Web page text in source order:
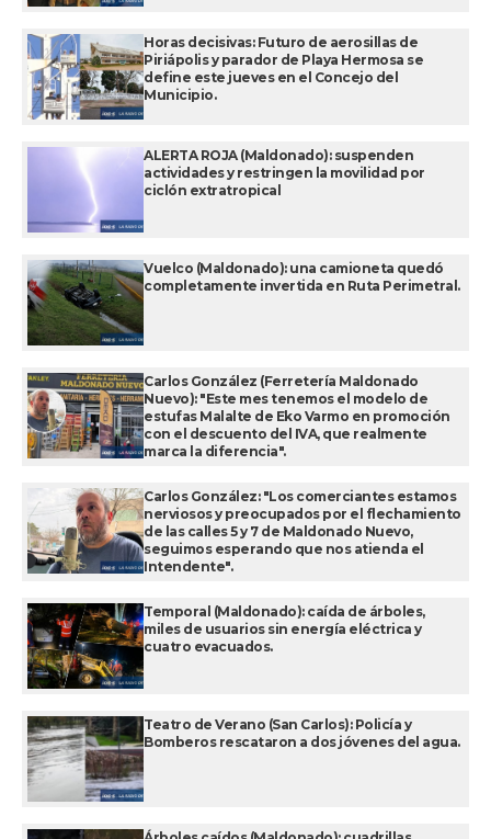
Horas decisivas: Futuro de aerosillas de
Piriápolis y parador de Playa Hermosa se
define este jueves en el Concejo del
Municipio.
ALERTA ROJA (Maldonado): suspenden
actividades y restringen la movilidad por
ciclón extratropical
Vuelco (Maldonado): una camioneta quedó
completamente invertida en Ruta Perimetral.
Carlos González (Ferretería Maldonado
Nuevo): "Este mes tenemos el modelo de
estufas Malalte de Eko Varmo en promoción
con el descuento del IVA, que realmente
marca la diferencia".
Carlos González: "Los comerciantes estamos
nerviosos y preocupados por el flechamiento
de las calles 5 y 7 de Maldonado Nuevo,
seguimos esperando que nos atienda el
Intendente".
Temporal (Maldonado): caída de árboles,
miles de usuarios sin energía eléctrica y
cuatro evacuados.
Teatro de Verano (San Carlos): Policía y
Bomberos rescataron a dos jóvenes del agua.